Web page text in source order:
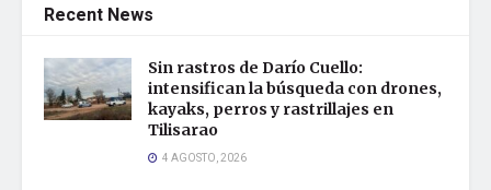
Recent News
Sin rastros de Darío Cuello:
intensifican la búsqueda con drones,
kayaks, perros y rastrillajes en
Tilisarao
4 AGOSTO, 2026